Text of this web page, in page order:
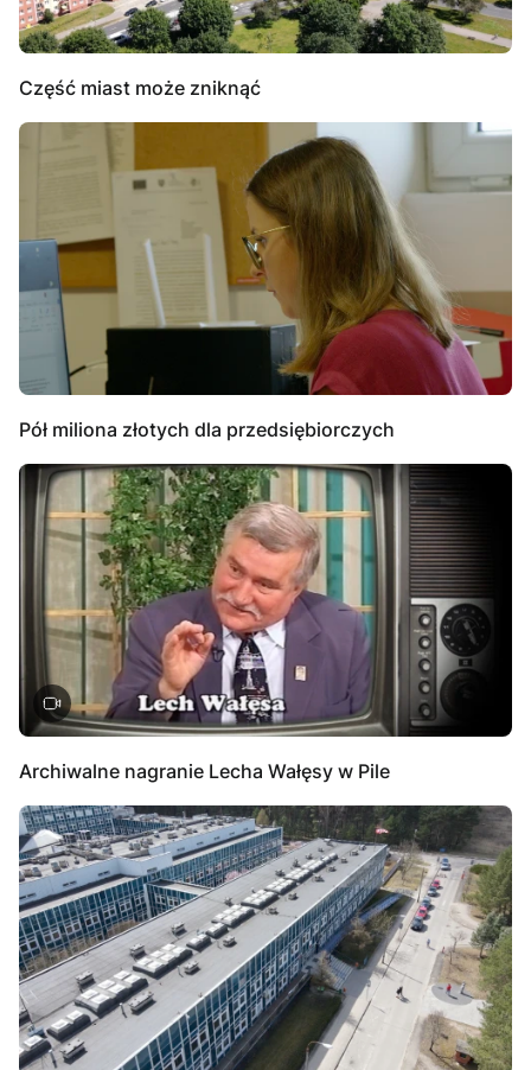
Część miast może zniknąć
Pół miliona złotych dla przedsiębiorczych
Archiwalne nagranie Lecha Wałęsy w Pile